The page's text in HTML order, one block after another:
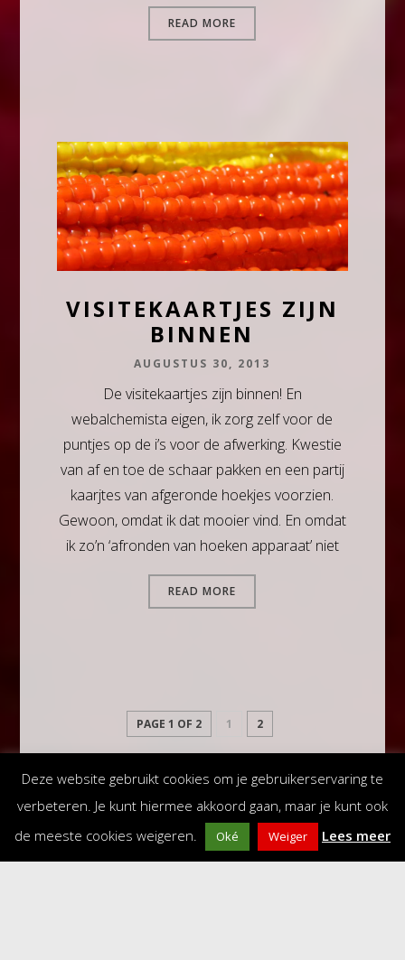
READ MORE
VISITEKAARTJES ZIJN
BINNEN
AUGUSTUS 30, 2013
De visitekaartjes zijn binnen! En
webalchemista eigen, ik zorg zelf voor de
puntjes op de i’s voor de afwerking. Kwestie
van af en toe de schaar pakken en een partij
kaarjtes van afgeronde hoekjes voorzien.
Gewoon, omdat ik dat mooier vind. En omdat
ik zo’n ‘afronden van hoeken apparaat’ niet
READ MORE
PAGE 1 OF 2 1 2
Deze website gebruikt cookies om je gebruikerservaring te
verbeteren. Je kunt hiermee akkoord gaan, maar je kunt ook
de meeste cookies weigeren.
Oké Weiger Lees meer